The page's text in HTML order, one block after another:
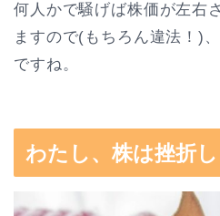
何人かで騒げば株価が左右
ますので(もちろん違法！)
ですね。
わたし、株は挫折